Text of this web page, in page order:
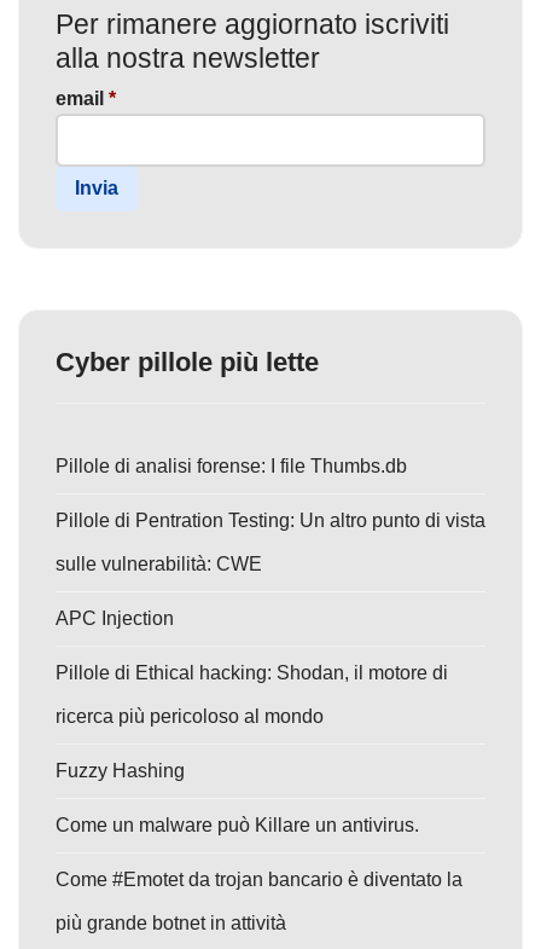
Per rimanere aggiornato iscriviti
alla nostra newsletter
email *
Invia
Cyber pillole più lette
Pillole di analisi forense: I file Thumbs.db
Pillole di Pentration Testing: Un altro punto di vista
sulle vulnerabilità: CWE
APC Injection
Pillole di Ethical hacking: Shodan, il motore di
ricerca più pericoloso al mondo
Fuzzy Hashing
Come un malware può Killare un antivirus.
Come #Emotet da trojan bancario è diventato la
più grande botnet in attività